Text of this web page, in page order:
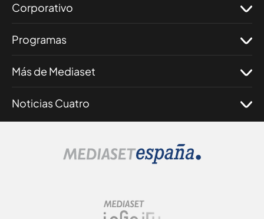
Corporativo
Programas
Más de Mediaset
Noticias Cuatro